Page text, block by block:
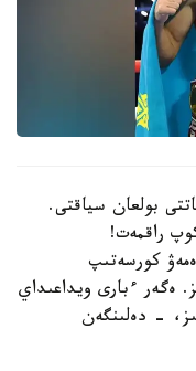
بولعان سياقتى.
كوپ راقمەت!
كورسەتىپ
ەگەر ءبارى ويداعىداي
- دەلىنگەن